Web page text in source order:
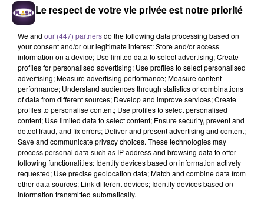
8 août 2026
Festival du Mont-Gargan 2026 : six jours de fête
7 août 2026
Incendie : des enfants bloqués dans les fumées
toxiques
Le respect de votre vie privée est notre priorité
We and our (447) partnersdo the following data processing based on
your consent and/or our legitimate interest: Store and/or access
information on a device; Use limited data to select advertising; Create
profiles for personalised advertising; Use profiles to select personalised
advertising; Measure advertising performance; Measure content
performance; Understand audiences through statistics or combinations
of data from different sources; Develop and improve services; Create
profiles to personalise content; Use profiles to select personalised
content; Use limited data to select content; Ensure security, prevent and
detect fraud, and fix errors; Deliver and present advertising and content;
Save and communicate privacy choices. These technologies may
process personal data such as IP address and browsing data to offer
following functionalities: Identify devices based on information actively
requested; Use precise geolocation data; Match and combine data from
other data sources; Link different devices; Identify devices based on
information transmitted automatically.